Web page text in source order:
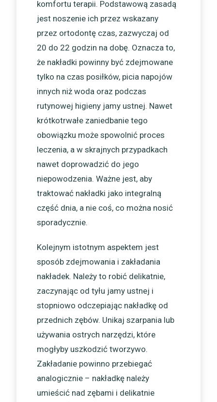
komfortu terapii. Podstawową zasadą
jest noszenie ich przez wskazany
przez ortodontę czas, zazwyczaj od
20 do 22 godzin na dobę. Oznacza to,
że nakładki powinny być zdejmowane
tylko na czas posiłków, picia napojów
innych niż woda oraz podczas
rutynowej higieny jamy ustnej. Nawet
krótkotrwałe zaniedbanie tego
obowiązku może spowolnić proces
leczenia, a w skrajnych przypadkach
nawet doprowadzić do jego
niepowodzenia. Ważne jest, aby
traktować nakładki jako integralną
część dnia, a nie coś, co można nosić
sporadycznie.
Kolejnym istotnym aspektem jest
sposób zdejmowania i zakładania
nakładek. Należy to robić delikatnie,
zaczynając od tyłu jamy ustnej i
stopniowo odczepiając nakładkę od
przednich zębów. Unikaj szarpania lub
używania ostrych narzędzi, które
mogłyby uszkodzić tworzywo.
Zakładanie powinno przebiegać
analogicznie – nakładkę należy
umieścić nad zębami i delikatnie